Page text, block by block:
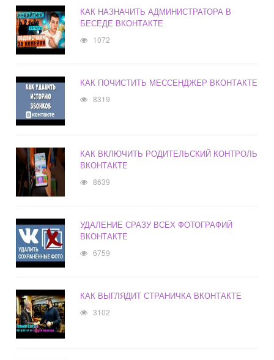
КАК НАЗНАЧИТЬ АДМИНИСТРАТОРА В
БЕСЕДЕ ВКОНТАКТЕ
1072
КАК ПОЧИСТИТЬ МЕССЕНДЖЕР ВКОНТАКТЕ
8319
КАК ВКЛЮЧИТЬ РОДИТЕЛЬСКИЙ КОНТРОЛЬ
ВКОНТАКТЕ
8639
УДАЛЕНИЕ СРАЗУ ВСЕХ ФОТОГРАФИЙ
ВКОНТАКТЕ
6759
КАК ВЫГЛЯДИТ СТРАНИЧКА ВКОНТАКТЕ
3102